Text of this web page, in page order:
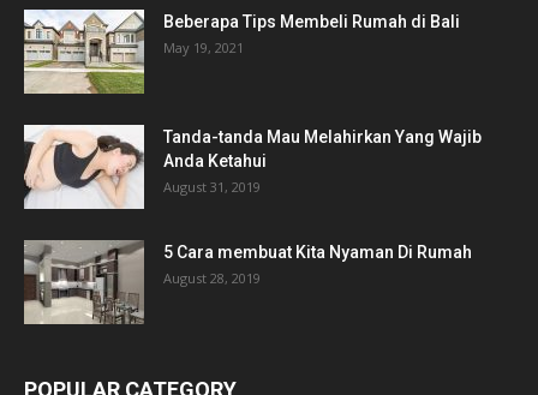
Beberapa Tips Membeli Rumah di Bali
May 19, 2021
Tanda-tanda Mau Melahirkan Yang Wajib
Anda Ketahui
August 31, 2019
5 Cara membuat Kita Nyaman Di Rumah
August 28, 2019
POPULAR CATEGORY